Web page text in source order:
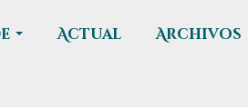
Actual Archivos